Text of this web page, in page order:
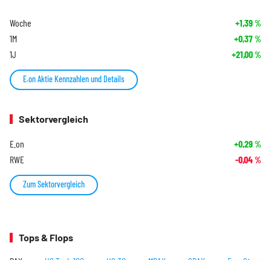
Woche +1,39%
1M +0,37%
1J +21,00%
E.on Aktie Kennzahlen und Details
Sektorvergleich
E.on +0,29%
RWE -0,04%
Zum Sektorvergleich
Tops & Flops